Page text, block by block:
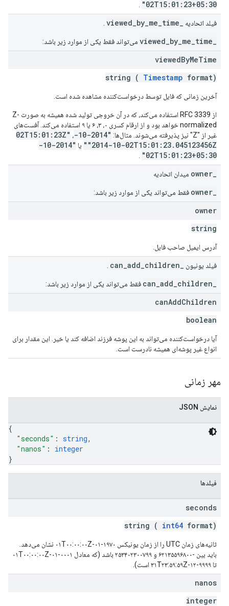
02T15:01:23+05:30"
فیلد اتحادیه
می‌تواند فقط یکی از موارد زیر باشد:
viewedByMeTime
string ( Timestamp format)
آخرین زمانی که فایل توسط درخواست‌کننده مشاهده شده است.
از RFC 3339 استفاده می‌کند، که در آن خروجی تولید شده همیشه به صورت Z-
normalized خواهد بود و از ارقام کسری ۰، ۳، ۶ یا ۹ استفاده می‌کند. آفست‌های
غیر از "Z" نیز پذیرفته می‌شوند. مثال‌ها:
"2014-10-02T15:01:23Z" ،
"2014-10-02T15:01:23.045123456Z" یا
"2014-10-
02T15:01:23+05:30"
میدان اتحادیه
فقط می‌تواند یکی از موارد زیر باشد:
owner
string
آدرس ایمیل صاحب فایل.
فیلد یونیون
فقط می‌تواند یکی از موارد زیر باشد:
canAddChildren
boolean
آیا درخواست‌کننده می‌تواند به این پوشه فرزند اضافه کند یا خیر. این مقدار برای
انواع غیر پوشه‌ای همیشه نادرست است.
مهر زمانی
نمایش JSON
{
"seconds" : string,
"nanos" : integer
}
فیلدها
seconds
string ( int64 format)
ثانیه‌های زمان UTC را از زمان یونیکس ۱۹۷۰-۰۱-۰۱T۰۰:۰۰:۰۰Z نشان می‌دهد.
باید بین -۶۲۱۳۵۵۹۶۸۰۰ و ۲۵۳۴۰۲۳۰۰۷۹۹ باشد (که معادل ۰۰۰۱-۰۱-۰۱T۰۰:۰۰:۰۰Z
تا ۹۹۹۹-۱۲-۳۱T۲۳:۵۹:۵۹Z است).
nanos
integer